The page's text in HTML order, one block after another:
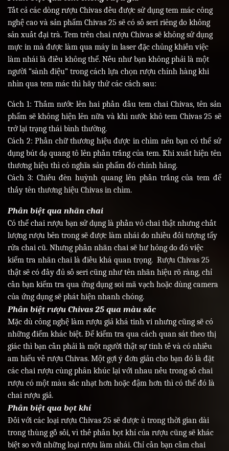
Tất cả các dòng rượu Chivas đều được sử dụng tem mác công
nghệ cao và sản phẩm Chivas 25 sẽ có số seri riêng do không
sản xuất đại trà. Tem trên chai rượu Chivas sẽ không sử dụng
mực in mà được làm qua máy in laser đặc chủng khiến việc
làm nhái là điều không thể. Nếu như bạn không phải là một
người “sành điệu” trong cách lựa chọn rượu chính hàng khi
nhìn qua tem mác thì hãy thử các cách sau:
Cách 1: Thấm nước lên hai phần đầu tem chai Chivas, tên sản
phẩm sẽ không hiện lên nữa và khi nước khô tem Chivas 25 sẽ
trở lại trạng thái bình thường.
Cách 2: Phần chữ thương hiệu được in chìm nên bạn có thể sử
dụng bút dạ quang tô lên phần trắng của tem. Khi xuất hiện tên
thương hiệu thì có nghĩa sản phẩm đó chính hãng.
Cách 3: Chiếu đèn huỳnh quang lên phần trắng của tem để
thấy tên thương hiệu Chivas in chìm.
Phân biệt qua nhãn chai
Có thể chai rượu bạn sử dụng là phần vỏ chai thật nhưng chất
lượng rượu bên trong sẽ được làm nhái do nhiều đối tượng tẩy
rửa chai cũ. Nhưng phần nhãn chai sẽ hư hỏng do đó việc
kiểm tra nhãn chai là điều khá quan trọng. Rượu Chivas 25
thật sẽ có đầy đủ số seri cũng như tên nhãn hiệu rõ ràng, chỉ
cần bạn kiểm tra qua ứng dụng soi mã vạch hoặc dùng camera
của ứng dụng sẽ phát hiện nhanh chóng.
Phân biệt rượu Chivas 25 qua màu sắc
Mặc dù công nghệ làm rượu giả khá tinh vi nhưng cũng sẽ có
những điểm khác biệt. Để kiểm tra qua cách quan sát theo thị
giác thì bạn cần phải là một người thật sự tinh tế và có nhiều
am hiểu về rượu Chivas. Một gợi ý đơn giản cho bạn đó là đặt
các chai rượu cùng phân khúc lại với nhau nếu trong số chai
rượu có một màu sắc nhạt hơn hoặc đậm hơn thì có thể đó là
chai rượu giả.
Phân biệt qua bọt khí
Đối với các loại rượu Chivas 25 sẽ được ủ trong thời gian dài
trong thùng gỗ sồi, vì thế phần bọt khí của rượu cũng sẽ khác
biệt so với những loại rượu làm nhái. Chỉ cần bạn cầm chai